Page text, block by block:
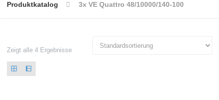
Produktkatalog 3x VE Quattro 48/10000/140-100
Zeigt alle 4 Ergebnisse